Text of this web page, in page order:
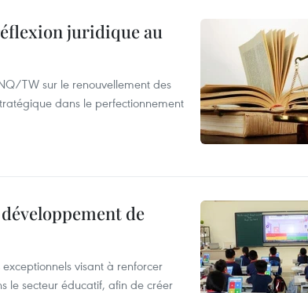
juridique au
TW sur le renouvellement des
dans le perfectionnement
de
visant à renforcer
le secteur éducatif, afin de créer